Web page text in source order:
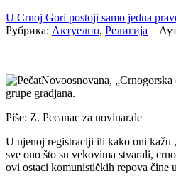
U Crnoj Gori postoji samo jedna
Рубрика: Актуелно, Религија
Novoosnovana,
grupe gradjana.
Piše: Z. Pecanac za novinar.de
U njenoj registraciji ili kako oni kažu
sve ono što su vekovima stvarali,
ovi ostaci komunističkih repova čine